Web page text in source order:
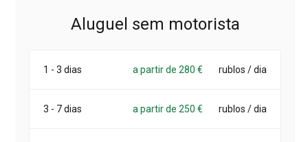
entrega gratuita do carro.
Aluguel sem motorista
1 - 3 dias a partir de 280 € rublos / dia
3 - 7 dias a partir de 250 € rublos / dia